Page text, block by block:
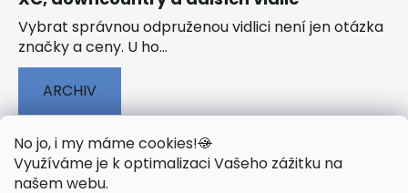
No jo, i my máme cookies!🍪
Využíváme je k optimalizaci Vašeho zážitku na
našem webu.
Vybrat správnou odpruženou vidlici není jen otázka
značky a ceny. U ho...
ARCHIV